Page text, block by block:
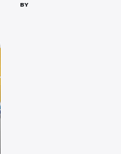
kepada para pekerja
BY